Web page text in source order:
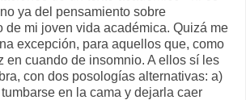
ya del pensamiento sobre
de mi joven vida académica. Quizá me
excepción, para aquellos que, como
en cuando de insomnio. A ellos sí les
con dos posologías alternativas: a)
en la cama y dejarla caer